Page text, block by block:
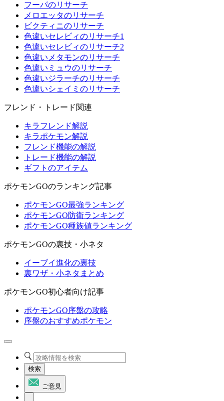
フーパのリサーチ
メロエッタのリサーチ
ビクティニのリサーチ
色違いセレビィのリサーチ1
色違いセレビィのリサーチ2
色違いメタモンのリサーチ
色違いミュウのリサーチ
色違いジラーチのリサーチ
色違いシェイミのリサーチ
フレンド・トレード関連
キラフレンド解説
キラポケモン解説
フレンド機能の解説
トレード機能の解説
ギフトのアイテム
ポケモンGOのランキング記事
ポケモンGO最強ランキング
ポケモンGO防衛ランキング
ポケモンGO種族値ランキング
ポケモンGOの裏技・小ネタ
イーブイ進化の裏技
裏ワザ・小ネタまとめ
ポケモンGO初心者向け記事
ポケモンGO序盤の攻略
序盤のおすすめポケモン
検索
ご意見